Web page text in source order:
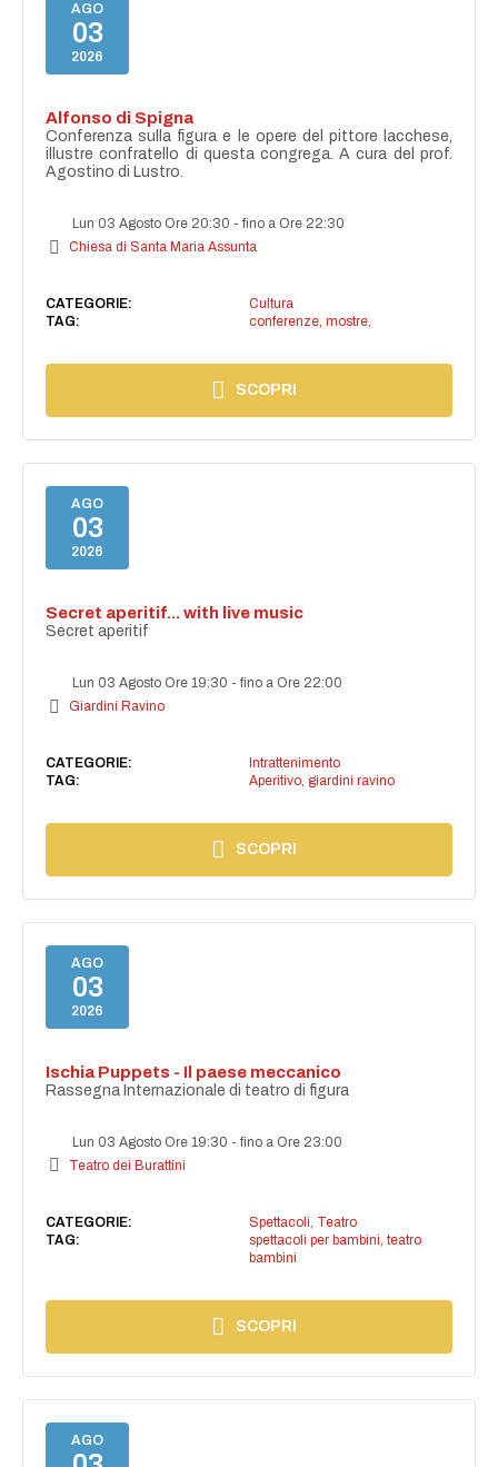
AGO
03
2026
Alfonso di Spigna
Conferenza sulla figura e le opere del pittore lacchese,
illustre confratello di questa congrega. A cura del prof.
Agostino di Lustro.
Lun 03 Agosto Ore 20:30 -fino a Ore 22:30
Chiesa di Santa Maria Assunta
CATEGORIE:
Cultura
TAG:
conferenze, mostre,
SCOPRI
AGO
03
2026
Secret aperitif... with live music
Secret aperitif
Lun 03 Agosto Ore 19:30 -fino a Ore 22:00
Giardini Ravino
CATEGORIE:
Intrattenimento
TAG:
Aperitivo, giardini ravino
SCOPRI
AGO
03
2026
Ischia Puppets - Il paese meccanico
Rassegna Internazionale di teatro di figura
Lun 03 Agosto Ore 19:30 -fino a Ore 23:00
Teatro dei Burattini
CATEGORIE: Spettacoli Teatro
TAG:
spettacoli per bambini teatro
bambini
SCOPRI
AGO